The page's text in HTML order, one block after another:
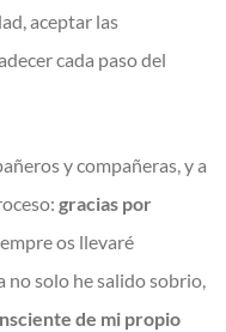
aceptar las
cada paso del
y compañeras, y a
gracias por
os llevaré
no solo he salido sobrio,
de mi propio